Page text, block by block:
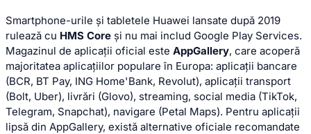
Smartphone-urile și tabletele Huawei lansate după 2019
rulează cu HMS Core și nu mai includ Google Play Services.
Magazinul de aplicații oficial este AppGallery, care acoperă
majoritatea aplicațiilor populare în Europa: aplicații bancare
(BCR, BT Pay, ING Home'Bank, Revolut), aplicații transport
(Bolt, Uber), livrări (Glovo), streaming, social media (TikTok,
Telegram, Snapchat), navigare (Petal Maps). Pentru aplicații
lipsă din AppGallery, există alternative oficiale recomandate